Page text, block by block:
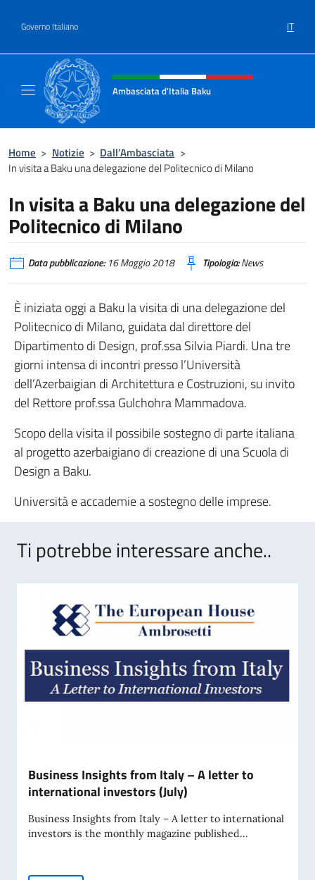
Governo Italiano IT
Intestazione sito, social e menù
Ambasciata d'Italia Baku
Home > Notizie > Dall’Ambasciata >
In visita a Baku una delegazione del Politecnico di Milano
In visita a Baku una delegazione del
Politecnico di Milano
Data pubblicazione:16 Maggio 2018 Tipologia:News
È iniziata oggi a Baku la visita di una delegazione del
Politecnico di Milano, guidata dal direttore del
Dipartimento di Design, prof.ssa Silvia Piardi. Una tre
giorni intensa di incontri presso l’Università
dell’Azerbaigian di Architettura e Costruzioni, su invito
del Rettore prof.ssa Gulchohra Mammadova.
Scopo della visita il possibile sostegno di parte italiana
al progetto azerbaigiano di creazione di una Scuola di
Design a Baku.
Università e accademie a sostegno delle imprese.
Ti potrebbe interessare anche..
Business Insights from Italy – A letter to
international investors (July)
Business Insights from Italy – A letter to international
investors is the monthly magazine published...